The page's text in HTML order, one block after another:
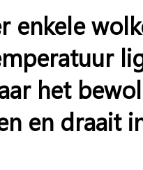
enkele
het
en draait